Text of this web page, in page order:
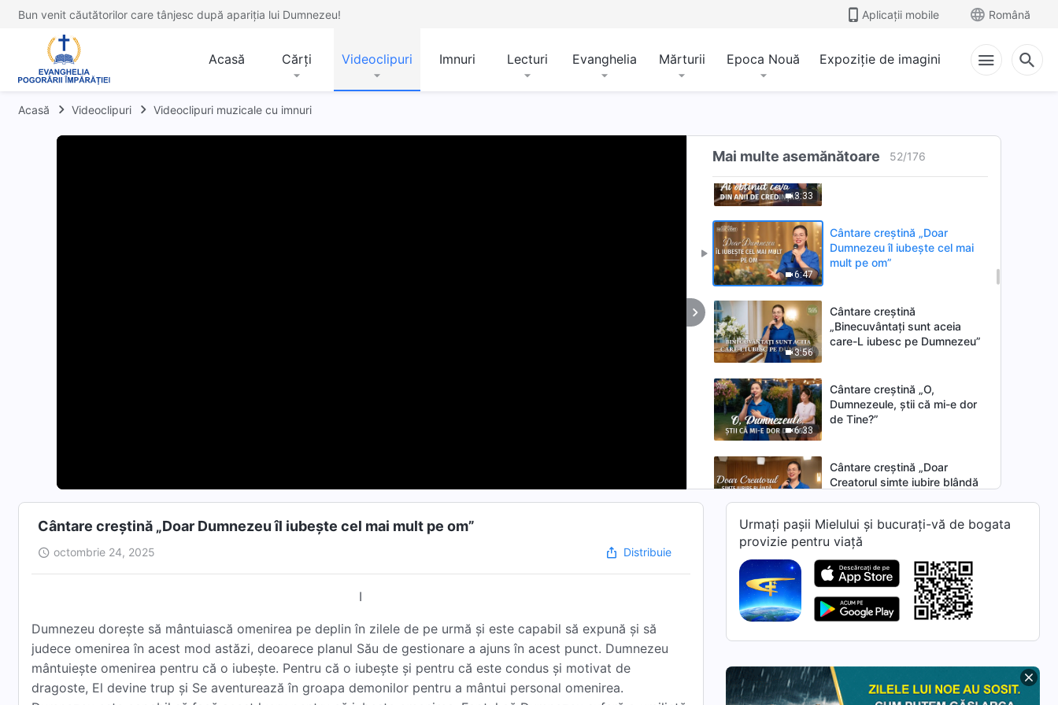
Bun venit căutătorilor care tânjesc după apariția lui Dumnezeu! Aplicații mobile Română
Acasă Cărți Videoclipuri Imnuri Lecturi Evanghelia Mărturii Epoca Nouă Expoziție de imagini
Acasă Videoclipuri Videoclipuri muzicale cu imnuri
Mai multe asemănătoare 52/176
„Manifestarea forței de viață a
3:33
Cântare creștină „Ai obținut
6:47
Cântare creștină „Doar
Dumnezeu îl iubește cel mai
mult pe om”
3:56
Cântare creștină
„Binecuvântați sunt aceia
care-L iubesc pe Dumnezeu”
6:33
Cântare creștină „O,
Dumnezeule, știi că mi-e dor
de Tine?”
Cântare creștină „Doar
Creatorul simte iubire blândă
Cântare creștină „Dumnezeu
a aprobat căința regelui din
Ninive”
4:06
Cântare creștină „Rafinarea
este cel mai bun mijloc prin
desăvârșește pe om”
Cântare creștină „O, iubitul
Cântare creștină „Doar Dumnezeu îl iubește cel mai mult pe om”
octombrie 24, 2025 Distribuie
I
Dumnezeu dorește să mântuiască omenirea pe deplin în zilele de pe urmă și este capabil să expună și să
judece omenirea în acest mod astăzi, deoarece planul Său de gestionare a ajuns în acest punct. Dumnezeu
mântuiește omenirea pentru că o iubește. Pentru că o iubește și pentru că este condus și motivat de
dragoste, El devine trup și Se aventurează în groapa demonilor pentru a mântui personal omenirea.
Urmați pașii Mielului și bucurați-vă de bogata
provizie pentru viață